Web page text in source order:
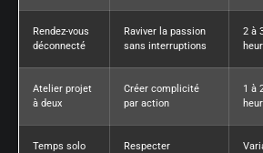
Rendez-vous
déconnecté
Raviver la passion
sans interruptions
2 à
Atelier projet
à deux
Créer complicité
par action
1 à
Temps solo
Respecter